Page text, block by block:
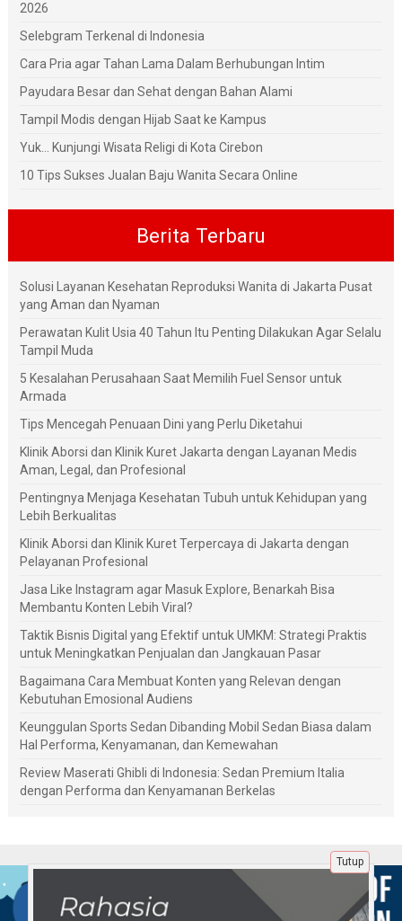
2026
Selebgram Terkenal di Indonesia
Cara Pria agar Tahan Lama Dalam Berhubungan Intim
Payudara Besar dan Sehat dengan Bahan Alami
Tampil Modis dengan Hijab Saat ke Kampus
Yuk... Kunjungi Wisata Religi di Kota Cirebon
10 Tips Sukses Jualan Baju Wanita Secara Online
Berita Terbaru
Solusi Layanan Kesehatan Reproduksi Wanita di Jakarta Pusat
yang Aman dan Nyaman
Perawatan Kulit Usia 40 Tahun Itu Penting Dilakukan Agar Selalu
Tampil Muda
5 Kesalahan Perusahaan Saat Memilih Fuel Sensor untuk
Armada
Tips Mencegah Penuaan Dini yang Perlu Diketahui
Klinik Aborsi dan Klinik Kuret Jakarta dengan Layanan Medis
Aman, Legal, dan Profesional
Pentingnya Menjaga Kesehatan Tubuh untuk Kehidupan yang
Lebih Berkualitas
Klinik Aborsi dan Klinik Kuret Terpercaya di Jakarta dengan
Pelayanan Profesional
Jasa Like Instagram agar Masuk Explore, Benarkah Bisa
Membantu Konten Lebih Viral?
Taktik Bisnis Digital yang Efektif untuk UMKM: Strategi Praktis
untuk Meningkatkan Penjualan dan Jangkauan Pasar
Bagaimana Cara Membuat Konten yang Relevan dengan
Kebutuhan Emosional Audiens
Keunggulan Sports Sedan Dibanding Mobil Sedan Biasa dalam
Hal Performa, Kenyamanan, dan Kemewahan
Review Maserati Ghibli di Indonesia: Sedan Premium Italia
dengan Performa dan Kenyamanan Berkelas
Tutup